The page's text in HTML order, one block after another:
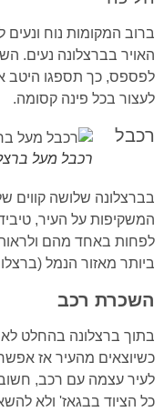
ברוב המקומות נוח
האויר בברצלונה נעים.
לפספס, כך תספגו היטב
לעצור בכל פינה קסומה.
רכבל מעל
רכבל
בברצלונה שלושה קווים
המשקיפות על העיר,
לפחות באחד מהם
ביותר מאזור הנמל
השכרת רכב
בתוך ברצלונה בהחלט
כשיוצאים מהעיר אז
לעיר עצמה עם רכב, חשוב
כל הציוד בבגאז' ולא